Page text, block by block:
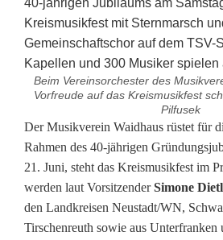
Beim Vereinsorchester des
Vorfreude auf das Kreismusikfest
Pilfusek
K
r
e
i
Der Musikverein Waidhaus rüstet für
Rahmen des 40-jährigen
21. Juni, steht das Kreismusikfest im
werden laut VorsitzenderSimone Dietl
den Landkreisen Neustadt/WN,
Tirschenreuth sowie aus Unterfranken